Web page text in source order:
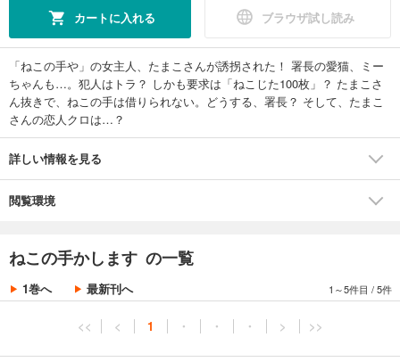
カートに入れる ブラウザ試し読み
「ねこの手や」の女主人、たまこさんが誘拐された！ 署長の愛猫、ミー
ちゃんも…。犯人はトラ？ しかも要求は「ねこじた100枚」？ たまこさ
ん抜きで、ねこの手は借りられない。どうする、署長？ そして、たまこ
さんの恋人クロは…？
詳しい情報を見る
閲覧環境
ねこの手かします の一覧
1巻へ 最新刊へ 1～5件目 /5件
<< < 1 ・ ・ ・ > >>